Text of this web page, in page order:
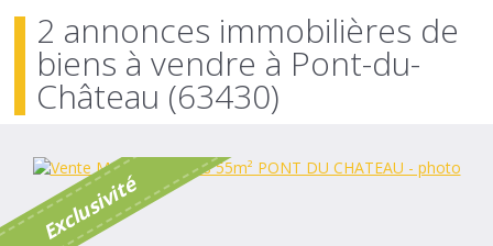
2 annonces immobilières de
biens à vendre à Pont-du-
Château (63430)
E
x
c
l
u
s
i
v
i
t
é